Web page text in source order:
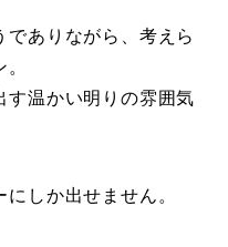
でありながら、考えら
す温かい明りの雰囲気
しか出せません。